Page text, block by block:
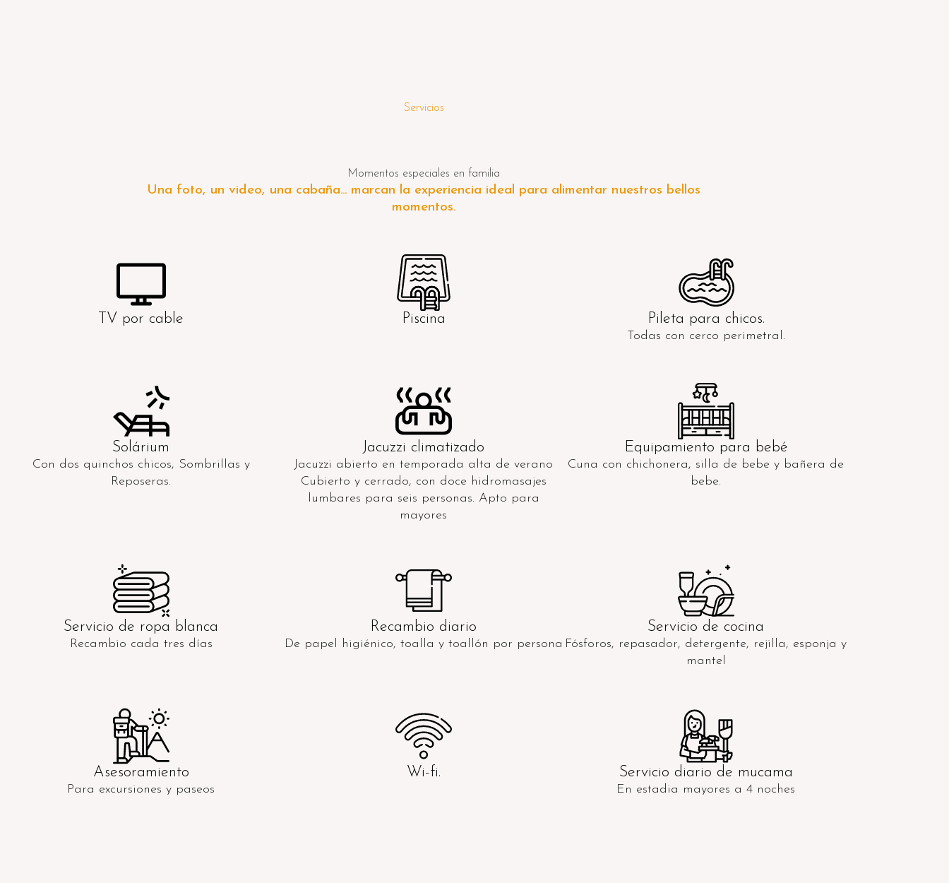
Servicios
Momentos especiales en familia
Una foto, un video, una cabaña… marcan la experiencia ideal para alimentar nuestros bellos
momentos.
TV por cable Piscina Pileta para chicos.
Todas con cerco perimetral.
Solárium
Con dos quinchos chicos, Sombrillas y
Reposeras.
Jacuzzi climatizado
Jacuzzi abierto en temporada alta de verano
Cubierto y cerrado, con doce hidromasajes
lumbares para seis personas. Apto para
mayores
Equipamiento para bebé
Cuna con chichonera, silla de bebe y bañera de
bebe.
Servicio de ropa blanca
Recambio cada tres días
Recambio diario
De papel higiénico, toalla y toallón por persona
Servicio de cocina
Fósforos, repasador, detergente, rejilla, esponja y
mantel
Asesoramiento
Para excursiones y paseos
Wi-fi. Servicio diario de mucama
En estadia mayores a 4 noches